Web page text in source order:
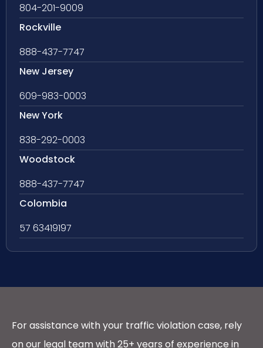
804-201-9009
Rockville
888-437-7747
New Jersey
609-983-0003
New York
838-292-0003
Woodstock
888-437-7747
Colombia
57 63419197
For assistance with your traffic violation case, rely
on our legal team with 25+ years of experience in